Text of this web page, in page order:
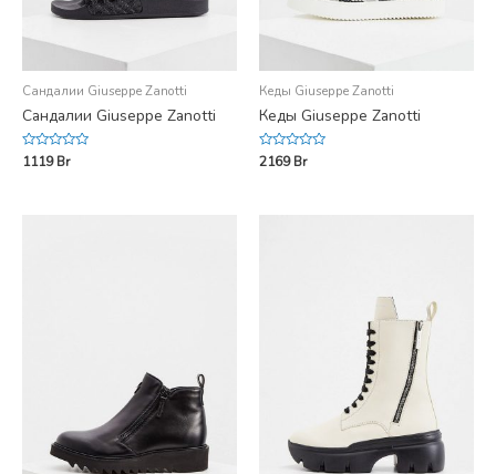
Сандалии Giuseppe Zanotti
Сандалии Giuseppe Zanotti
Rated
01119Br
Кеды Giuseppe Zanotti
Кеды Giuseppe Zanotti
Rated
0
2169Br